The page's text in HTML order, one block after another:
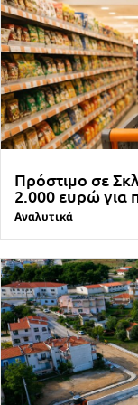
Πρόστιμο σε
2.000 ευρώ για
Αναλυτικά